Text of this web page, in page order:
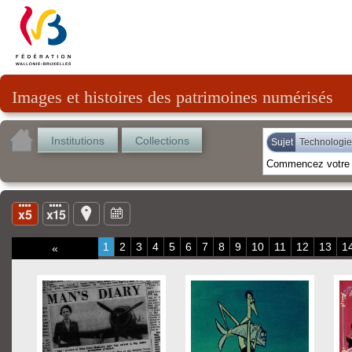
Images et histoires des patrimoines numérisés
Institutions Collections Sujet Technologie
« 1 2 3 4 5 6 7 8 9 10 11 12 13